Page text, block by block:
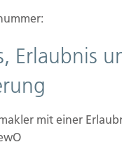
Risiken beim
gehört längst
Erlaubnis
mit einer